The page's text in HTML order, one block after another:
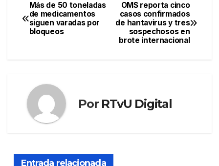
Navegación
de
OMS reporta cinco
casos confirmados
de hantavirus y tres
sospechosos en
brote internacional
Más de 50 toneladas
de medicamentos
siguen varadas por
bloqueos
Por RTvU Digital
Entrada relacionada